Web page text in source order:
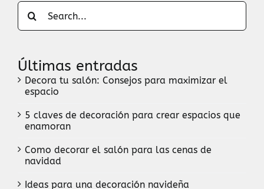
Search
for:
Últimas entradas
Decora tu salón: Consejos para maximizar el
espacio
5 claves de decoración para crear espacios que
enamoran
Como decorar el salón para las cenas de
navidad
Ideas para una decoración navideña